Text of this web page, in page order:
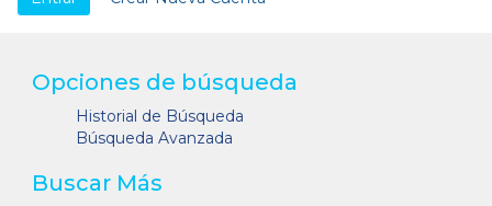
Opciones de búsqueda
Historial de Búsqueda
Búsqueda Avanzada
Buscar Más